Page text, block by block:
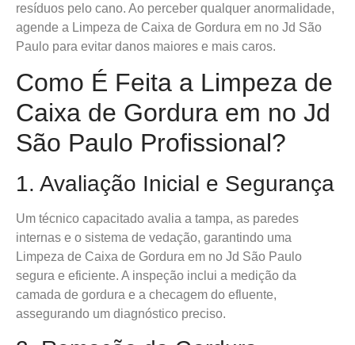
resíduos pelo cano. Ao perceber qualquer anormalidade,
agende a Limpeza de Caixa de Gordura em no Jd São
Paulo para evitar danos maiores e mais caros.
Como É Feita a Limpeza de
Caixa de Gordura em no Jd
São Paulo Profissional?
1. Avaliação Inicial e Segurança
Um técnico capacitado avalia a tampa, as paredes
internas e o sistema de vedação, garantindo uma
Limpeza de Caixa de Gordura em no Jd São Paulo
segura e eficiente. A inspeção inclui a medição da
camada de gordura e a checagem do efluente,
assegurando um diagnóstico preciso.